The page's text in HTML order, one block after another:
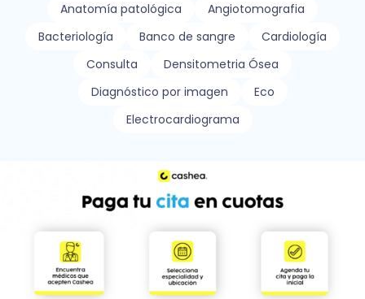
Anatomía patológica
Angiotomografia
Bacteriología
Banco de sangre
Cardiología
Consulta
Densitometria Ósea
Diagnóstico por imagen
Eco
Electrocardiograma